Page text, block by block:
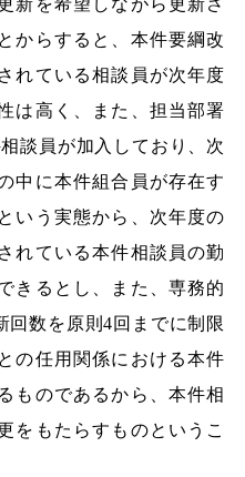
新を希望しながら更新さ
からすると、本件要綱改
れている相談員が次年度
は高く、また、担当部署
談員が加入しており、次
中に本件組合員が存在す
いう実態から、次年度の
れている本件相談員の勤
きるとし、また、専務的
回数を原則4回までに制限
の任用関係における本件
ものであるから、本件相
をもたらすものというこ